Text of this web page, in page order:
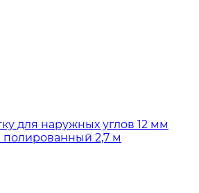
для наружных углов 12 мм
полированный 2,7 м